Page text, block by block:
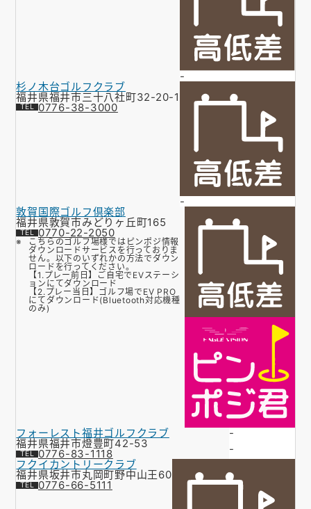
-
杉ノ木台ゴルフクラブ
福井県福井市三十八社町32-20-1
0776-38-3000
-
敦賀国際ゴルフ倶楽部
福井県敦賀市みどりヶ丘町165
0770-22-2050
こちらのゴルフ場様ではピンポジ情報
ダウンロードサービスを行っておりま
せん。以下のいずれかの方法でダウン
ロードを行ってください。
【1.プレー前日】ご自宅でEVステーシ
ョンにてダウンロード
【2.プレー当日】ゴルフ場でEV PRO
にてダウンロード(Bluetooth対応機種
のみ)
フォーレスト福井ゴルフクラブ
福井県福井市燈豊町42-53
0776-83-1118
-
-
フクイカントリークラブ
福井県坂井市丸岡町野中山王60
0776-66-5111